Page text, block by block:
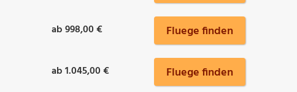
ab 998,00 € Fluege finden
ab 1.045,00 € Fluege finden